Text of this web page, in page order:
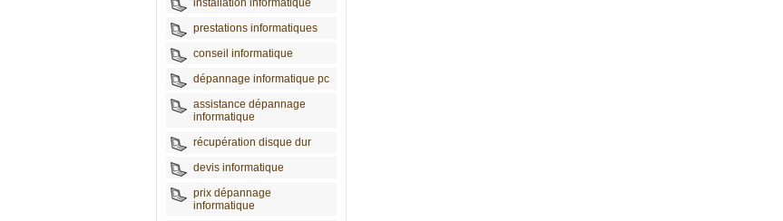
installation informatique
prestations informatiques
conseil informatique
dépannage informatique pc
assistance dépannage
informatique
récupération disque dur
devis informatique
prix dépannage
informatique